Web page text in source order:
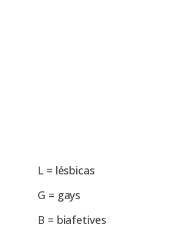
L = lésbicas
G = gays
B = biafetives